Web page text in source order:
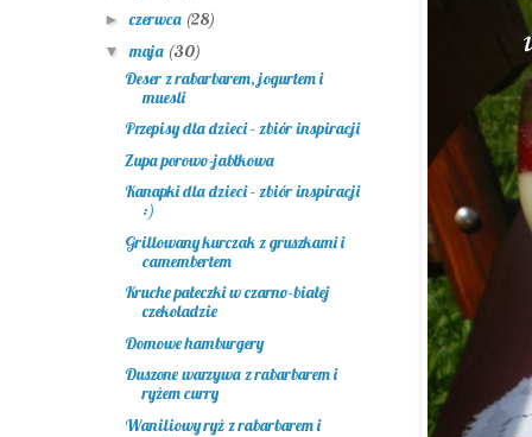
►czerwca (28)
▼ maja (30)
Deser z rabarbarem, jogurtem i
muesli
Przepisy dla dzieci - zbiór inspiracji
Zupa porowo-jabłkowa
Kanapki dla dzieci - zbiór inspiracji
:)
Grillowany kurczak z gruszkami i
camembertem
Kruche pałeczki w czarno-białej
czekoladzie
Domowe hamburgery
Duszone warzywa z rabarbarem i
ryżem curry
Waniliowy ryż z rabarbarem i